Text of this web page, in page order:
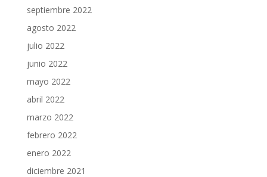
septiembre 2022
agosto 2022
julio 2022
junio 2022
mayo 2022
abril 2022
marzo 2022
febrero 2022
enero 2022
diciembre 2021